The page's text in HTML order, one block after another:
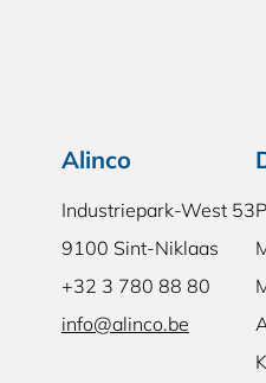
Alinco
Industriepark-West 53
9100 Sint-Niklaas
+32 3 780 88 80
info@alinco.be